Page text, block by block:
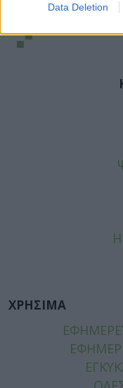
Data Deletion
ΧΡΗΣΙΜΑ